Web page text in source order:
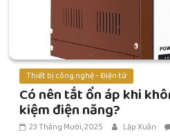
Thiết bị công nghệ - Điện tử
Có nên tắt ổn áp khi
kiệm điện năng?
23 Tháng Mười, 2025 Lập Xuân